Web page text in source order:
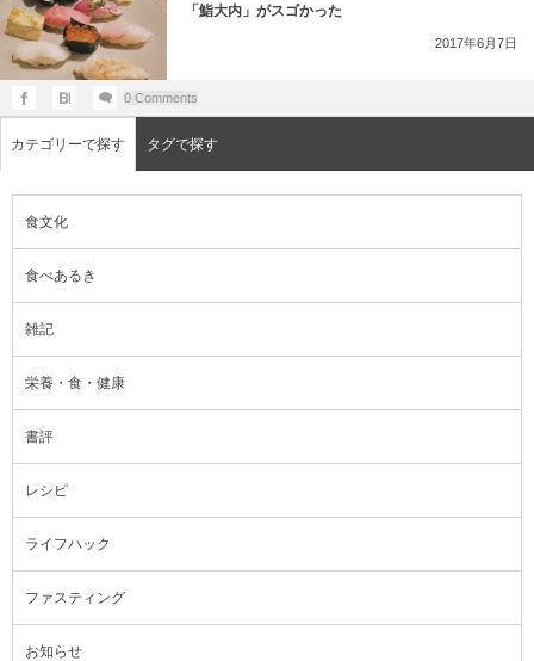
「鮨大内」がスゴかった
2017年6月7日
0 Comments
カテゴリーで探す タグで探す
食文化
食べあるき
雑記
栄養・食・健康
書評
レシピ
ライフハック
ファスティング
お知らせ